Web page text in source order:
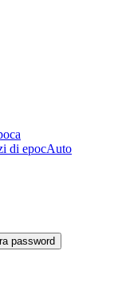
di epocAuto
password